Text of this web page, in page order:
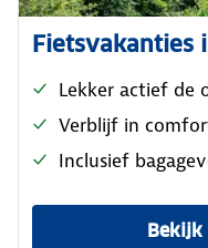
Fietsvakanties
Lekker actief de
Verblijf in
Inclusief
Bekijk